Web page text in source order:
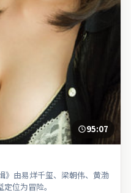
95:07
》由易烊千玺、梁朝伟、黄渤
位为冒险。